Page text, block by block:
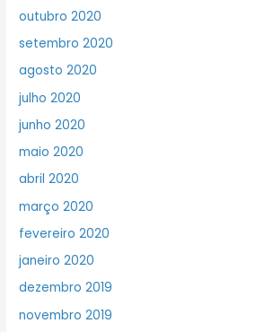
outubro 2020
setembro 2020
agosto 2020
julho 2020
junho 2020
maio 2020
abril 2020
março 2020
fevereiro 2020
janeiro 2020
dezembro 2019
novembro 2019